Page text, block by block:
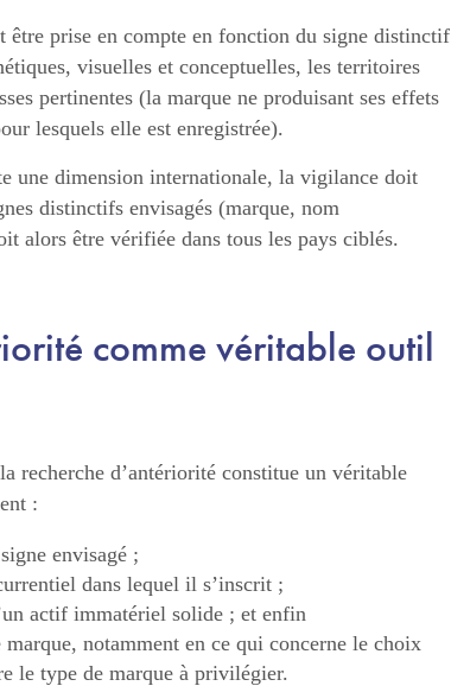
prise en compte en fonction du signe distinctif
visuelles et conceptuelles, les territoires
pertinentes (la marque ne produisant ses effets
lesquels elle est enregistrée).
une dimension internationale, la vigilance doit
distinctifs envisagés (marque, nom
alors être vérifiée dans tous les pays ciblés.
comme véritable outil
recherche d’antériorité constitue un véritable
:
envisagé ;
dans lequel il s’inscrit ;
actif immatériel solide ; et enfin
marque, notamment en ce qui concerne le choix
le type de marque à privilégier.